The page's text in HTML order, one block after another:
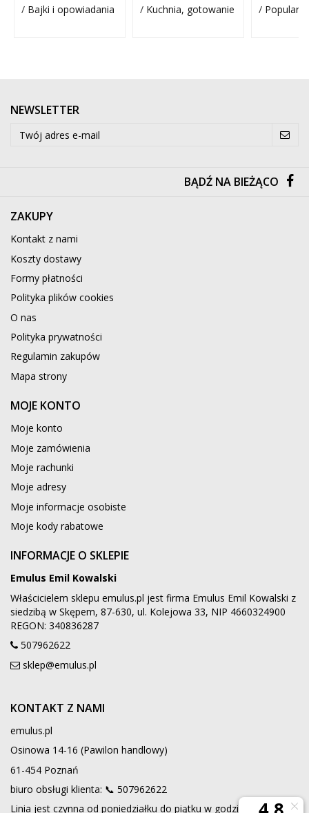
/ Bajki i opowiadania / Kuchnia, gotowanie /
NEWSLETTER
BĄDŹ NA BIEŻĄCO
ZAKUPY
Kontakt z nami
Koszty dostawy
Formy płatności
Polityka plików cookies
O nas
Polityka prywatności
Regulamin zakupów
Mapa strony
MOJE KONTO
Moje konto
Moje zamówienia
Moje rachunki
Moje adresy
Moje informacje osobiste
Moje kody rabatowe
INFORMACJE O SKLEPIE
Emulus Emil Kowalski
Właścicielem sklepu emulus.pl jest firma Emulus Emil Kowalski z
siedzibą w Skępem, 87-630, ul. Kolejowa 33, NIP 4660324900
REGON: 340836287
507962622
sklep@emulus.pl
KONTAKT Z NAMI
emulus.pl
Osinowa 14-16 (Pawilon handlowy)
61-454 Poznań
biuro obsługi klienta: 📞 507962622
Linia jest czynna od poniedziałku do piątku w godzinach 9:00 -